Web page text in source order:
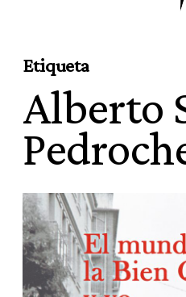
Etiqueta
Alberto